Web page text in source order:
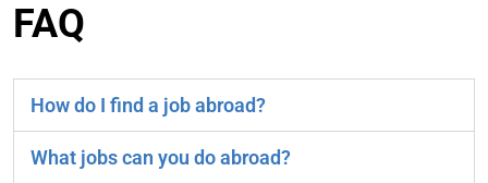
FAQ
How do I find a job abroad?
What jobs can you do abroad?